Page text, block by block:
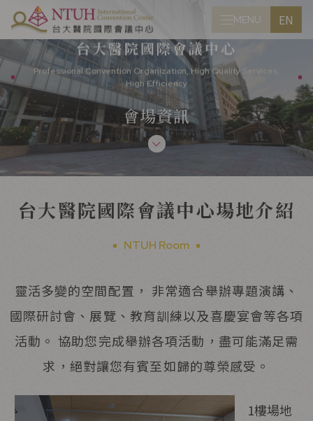
MENU EN
CLOSE
台大醫院國際會議中心
Professional Convention Organization, High Quality Services,
High Efficiency
會場資訊
台大醫院國際會議中心場地介紹
NTUH Room
靈活多變的空間配置， 非常適合舉辦專題演講、
國際研討會、展覽、教育訓練以及喜慶宴會等各項
活動。 協助您完成舉辦各項活動，盡可能滿足需
求，絕對讓您有賓至如歸的尊榮感受。
1樓場地